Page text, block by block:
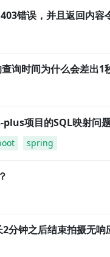
错误，并且返回内容
询时间为什么会差出1
项目的SQL映射问
spring
分钟之后结束拍摄无响